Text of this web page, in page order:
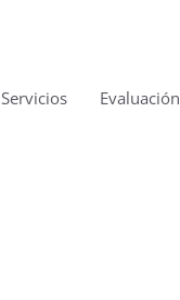
Servicios Evaluación